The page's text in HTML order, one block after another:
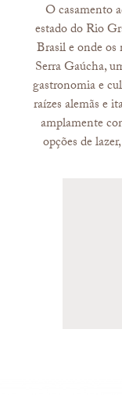
O casamento
estado do Rio
Brasil e onde os
Serra Gaúcha,
gastronomia e
raízes alemãs e
amplamente
opções de